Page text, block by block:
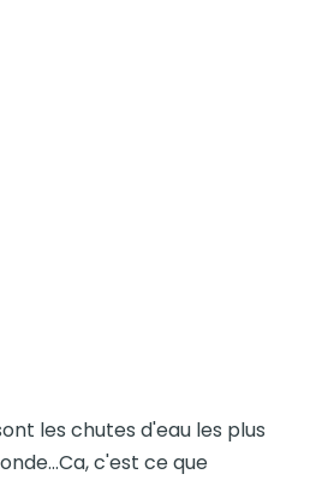
les chutes d'eau les plus
c'est ce que